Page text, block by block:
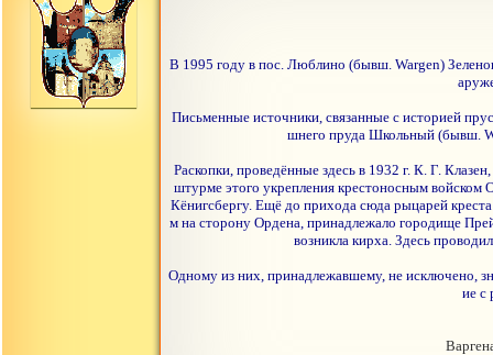
В 1995 году в пос. Люблино (бывш. Wargen)
Письменные источники, связанные с историей
шнего пруда Школьный (бывш.
Раскопки, проведённые здесь в 1932 г. К. Г.
штурме этого укрепления крестоносным войском
Кёнигсбергу. Ещё до прихода сюда рыцарей
м на сторону Ордена, принадлежало городище
возникла кирха. Здесь
Одному из них, принадлежавшему, не исключено,
ие с